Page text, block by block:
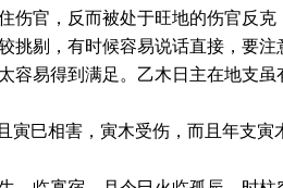
官，反而被处于旺地的伤官反
剔，有时候容易说话直接，要
容易得到满足。乙木日主在地支
寅巳相害，寅木受伤，而且年支